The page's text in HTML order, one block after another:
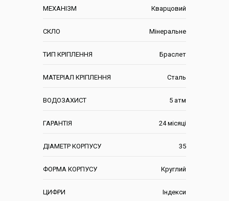
МЕХАНІЗМ Кварцовий
СКЛО Мінеральне
ТИП КРІПЛЕННЯ Браслет
МАТЕРІАЛ КРІПЛЕННЯ Сталь
ВОДОЗАХИСТ 5 атм
ГАРАНТІЯ 24 місяці
ДІАМЕТР КОРПУСУ 35
ФОРМА КОРПУСУ Круглий
ЦИФРИ Індекси